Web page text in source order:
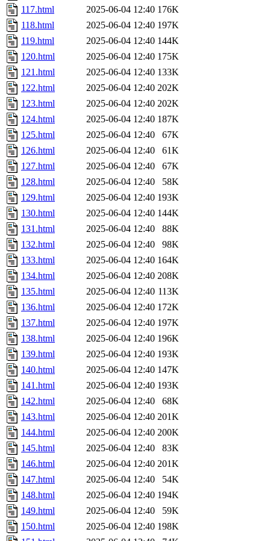
117.html
2025-06-04 12:40 176K
118.html
2025-06-04 12:40 197K
119.html
2025-06-04 12:40 144K
120.html
2025-06-04 12:40 175K
121.html
2025-06-04 12:40 133K
122.html
2025-06-04 12:40 202K
123.html
2025-06-04 12:40 202K
124.html
2025-06-04 12:40 187K
125.html
2025-06-04 12:40
67K
126.html
2025-06-04 12:40
61K
127.html
2025-06-04 12:40
67K
128.html
2025-06-04 12:40
58K
129.html
2025-06-04 12:40 193K
130.html
2025-06-04 12:40 144K
131.html
2025-06-04 12:40
88K
132.html
2025-06-04 12:40
98K
133.html
2025-06-04 12:40 164K
134.html
2025-06-04 12:40 208K
135.html
2025-06-04 12:40 113K
136.html
2025-06-04 12:40 172K
137.html
2025-06-04 12:40 197K
138.html
2025-06-04 12:40 196K
139.html
2025-06-04 12:40 193K
140.html
2025-06-04 12:40 147K
141.html
2025-06-04 12:40 193K
142.html
2025-06-04 12:40
68K
143.html
2025-06-04 12:40 201K
144.html
2025-06-04 12:40 200K
145.html
2025-06-04 12:40
83K
146.html
2025-06-04 12:40 201K
147.html
2025-06-04 12:40
54K
148.html
2025-06-04 12:40 194K
149.html
2025-06-04 12:40
59K
150.html
2025-06-04 12:40 198K